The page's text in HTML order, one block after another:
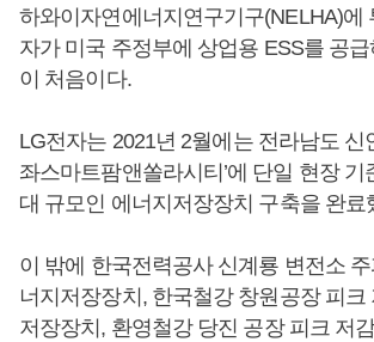
하와이자연에너지연구기구(NELHA)에
자가 미국 주정부에 상업용 ESS를 공
이 처음이다.
LG전자는 2021년 2월에는 전라남도 신
좌스마트팜앤쏠라시티’에 단일 현장 기
대 규모인 에너지저장장치 구축을 완료
이 밖에 한국전력공사 신계룡 변전소 주
너지저장장치, 한국철강 창원공장 피크
저장장치, 환영철강 당진 공장 피크 저